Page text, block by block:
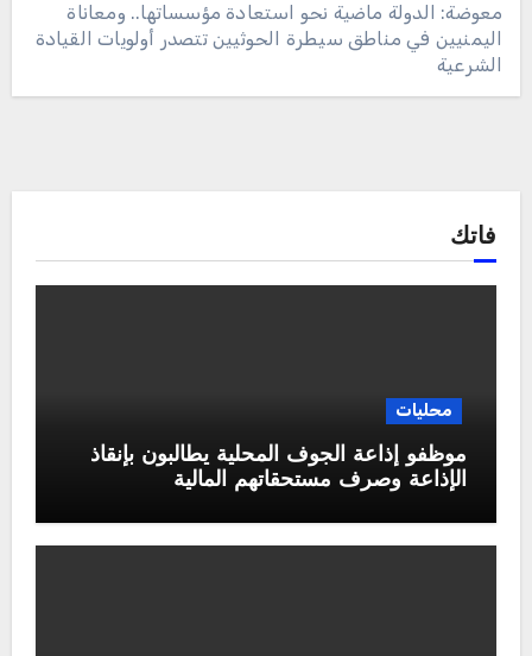
معوضة: الدولة ماضية نحو استعادة مؤسساتها.. ومعاناة
اليمنيين في مناطق سيطرة الحوثيين تتصدر أولويات القيادة
الشرعية
فاتك
محليات
موظفو إذاعة الجوف المحلية يطالبون بإنقاذ
الإذاعة وصرف مستحقاتهم المالية